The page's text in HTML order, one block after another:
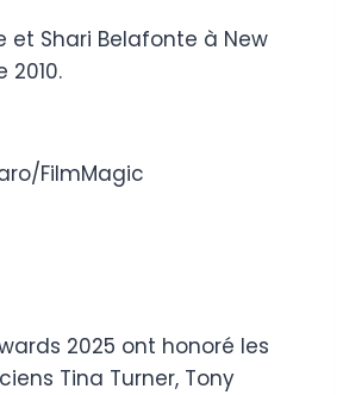
et Shari Belafonte à New
2010.
FilmMagic
2025 ont honoré les
Tina Turner, Tony